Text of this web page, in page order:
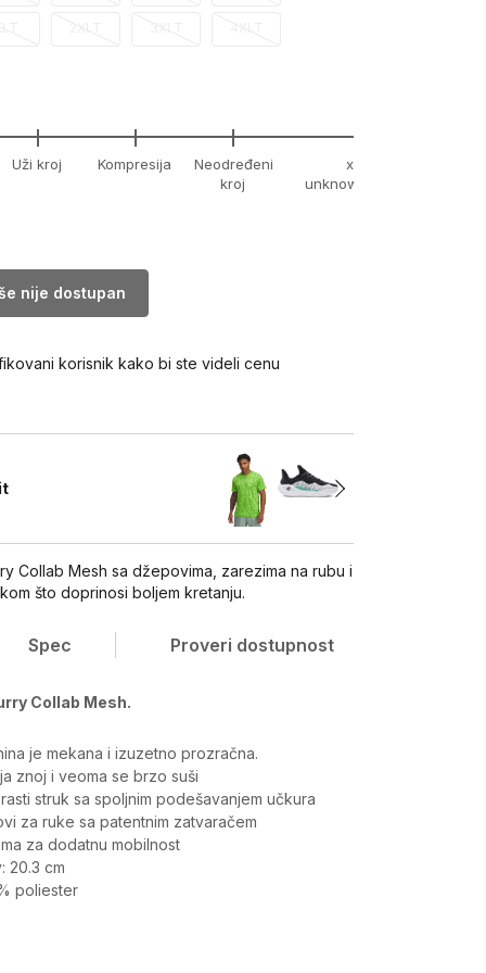
Uži kroj Kompresija
Neodređeni
kroj
xx-
unknown
nije dostupan
korisnik kako bi ste videli cenu
Collab Mesh sa džepovima, zarezima na rubu i
što doprinosi boljem kretanju.
Spec Proveri dostupnost
Collab Mesh.
je mekana i izuzetno prozračna.
znoj i veoma se brzo suši
struk sa spoljnim podešavanjem učkura
za ruke sa patentnim zatvaračem
za dodatnu mobilnost
20.3 cm
poliester